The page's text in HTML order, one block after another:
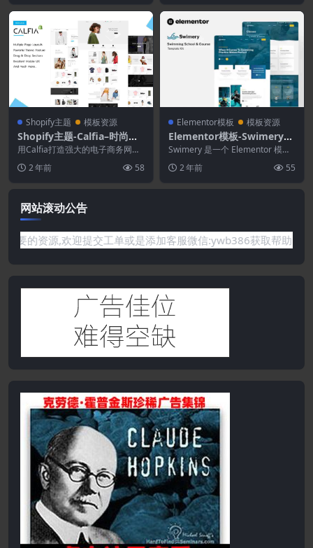
Shopify主题 模板资源
Shopify主题-Calfia–时尚多
功能Shopify主题
用Calfia打造强大的电子商务网
店或时装店建立一...
2 年前 58
Elementor模板 模板资源
Elementor模板-Swimery–
游泳学校和课程Elementor
模板套件
Swimery 是一个 Elementor 模板
2 年前 55
网站滚动公告
站没有你需要的资源,欢迎提交工单或是添加客服微信:ywb386获